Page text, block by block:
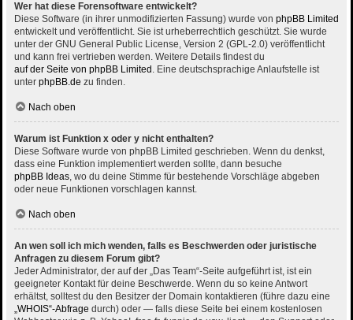
Wer hat diese Forensoftware entwickelt?
Diese Software (in ihrer unmodifizierten Fassung) wurde von phpBB Limited
entwickelt und veröffentlicht. Sie ist urheberrechtlich geschützt. Sie wurde
unter der GNU General Public License, Version 2 (GPL-2.0) veröffentlicht
und kann frei vertrieben werden. Weitere Details findest du
auf der Seite von phpBB Limited . Eine deutschsprachige Anlaufstelle ist
unter phpBB.de zu finden.
Nach oben
Warum ist Funktion x oder y nicht enthalten?
Diese Software wurde von phpBB Limited geschrieben. Wenn du denkst,
dass eine Funktion implementiert werden sollte, dann besuche
phpBB Ideas, wo du deine Stimme für bestehende Vorschläge abgeben
oder neue Funktionen vorschlagen kannst.
Nach oben
An wen soll ich mich wenden, falls es Beschwerden oder juristische
Anfragen zu diesem Forum gibt?
Jeder Administrator, der auf der „Das Team“-Seite aufgeführt ist, ist ein
geeigneter Kontakt für deine Beschwerde. Wenn du so keine Antwort
erhältst, solltest du den Besitzer der Domain kontaktieren (führe dazu eine
„WHOIS“-Abfrage durch) oder — falls diese Seite bei einem kostenlosen